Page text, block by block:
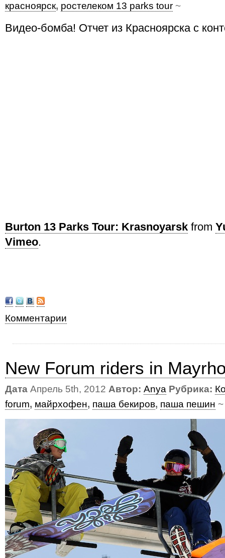
красноярск, ростелеком 13 parks tour ~
Видео-бомба! Отчет из Красноярска с
Burton 13 Parks Tour: Krasnoyarsk from
Vimeo.
Комментарии
New Forum riders in
Дата Апрель 5th, 2012 Автор: Anya Рубрика:
forum, майрхофен, паша бекиров, паша пешин ~